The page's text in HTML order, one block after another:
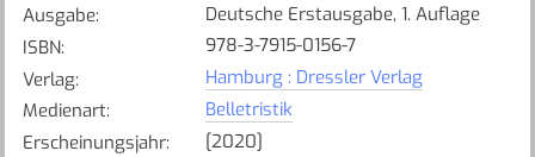
Ausgabe:
Deutsche Erstausgabe, 1. Auflage
ISBN:
978-3-7915-0156-7
Verlag:
Hamburg : Dressler Verlag
Medienart:
Belletristik
Erscheinungsjahr:
[2020]